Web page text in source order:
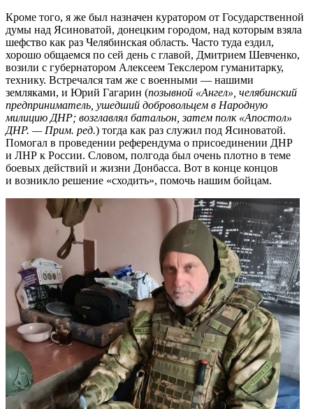
Кроме того, я же был назначен куратором от Государственной
думы над Ясиноватой, донецким городом, над которым взяла
шефство как раз Челябинская область. Часто туда ездил,
хорошо общаемся по сей день с главой, Дмитрием Шевченко,
возили с губернатором Алексеем Текслером гуманитарку,
технику. Встречался там же с военными — нашими
земляками, и Юрий Гагарин (позывной «Ангел», челябинский
предприниматель, ушедший добровольцем в Народную
милицию ДНР; возглавлял батальон, затем полк «Апостол»
ДНР. — Прим. ред.) тогда как раз служил под Ясиноватой.
Помогал в проведении референдума о присоединении ДНР
и ЛНР к России. Словом, полгода был очень плотно в теме
боевых действий и жизни Донбасса. Вот в конце концов
и возникло решение «сходить», помочь нашим бойцам.